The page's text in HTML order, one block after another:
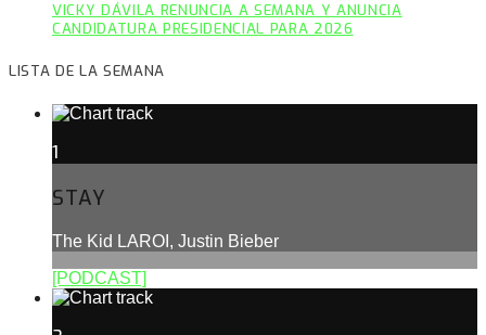
VICKY DÁVILA RENUNCIA A SEMANA Y ANUNCIA
CANDIDATURA PRESIDENCIAL PARA 2026
LISTA DE LA SEMANA
1
STAY
The Kid LAROI, Justin Bieber
[PODCAST]